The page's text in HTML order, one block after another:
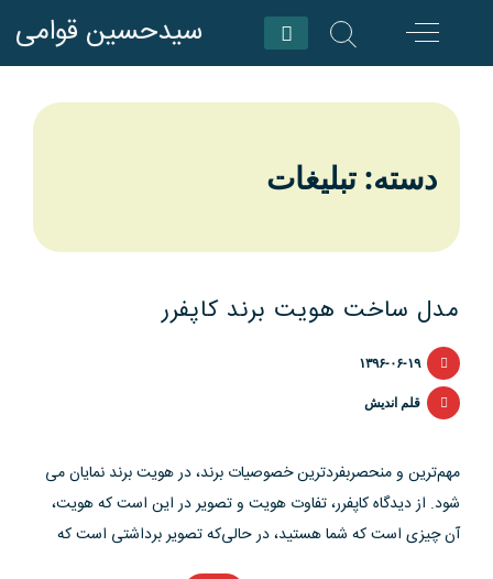
سیدحسین قوامی
دسته: تبلیغات
مدل ساخت هویت برند کاپفرر
۱۳۹۶-۰۶-۱۹
قلم اندیش
مهم‌ترین و منحصربفردترین خصوصیات برند، در هویت برند نمایان می
شود. از دیدگاه کاپفرر، تفاوت هویت و تصویر در این است که هویت،
آن چیزی است که شما هستید، در حالی‌که تصویر برداشتی است که